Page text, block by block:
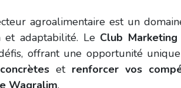
agroalimentaire est un
et adaptabilité. Le Club
offrant une opportunité
et renforcer vos
Wagralim.